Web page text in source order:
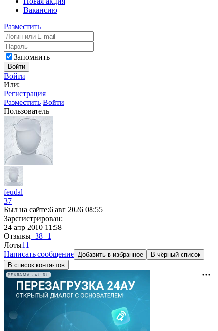
Вакансию
Разместить
Запомнить
Войти
Войти
Или:
Регистрация
Разместить Войти
Пользователь
feudal
37
Был на сайте:6 авг 2026 08:55
Зарегистрирован:
24 апр 2010 11:58
Отзывы+38−1
Лоты11
Написать сообщение Добавить в избранное
В чёрный список
В список контактов
РЕКЛАМА • AU.RU